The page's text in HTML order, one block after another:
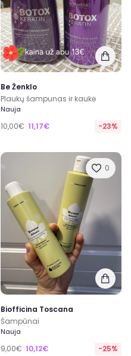
Be Ženklo
Plaukų šampunas ir kaukė
Nauja
10,00€ 11,17€ -23%
0
Biofficina Toscana
Šampūnai
Nauja
9,00€ 10,12€ -25%